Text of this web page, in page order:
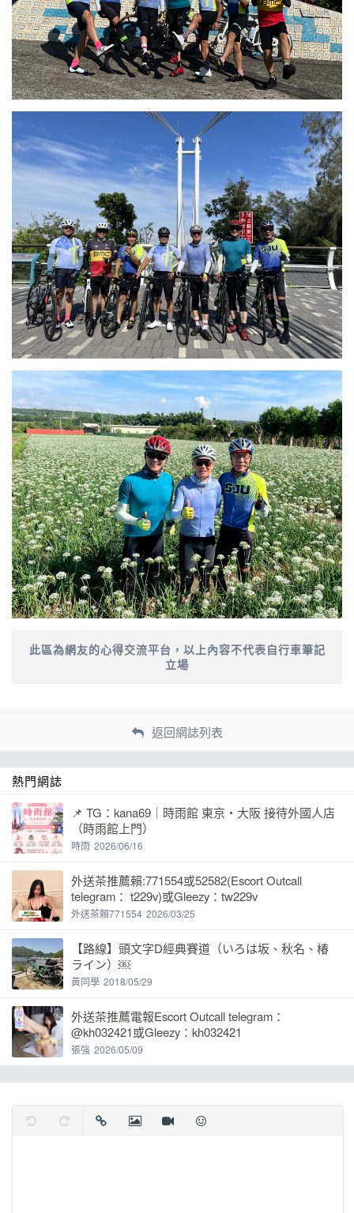
此區為網友的心得交流平台，以上內容不代表自行車筆記
立場
返回網誌列表
熱門網誌
📌 TG：kana69｜時雨館 東京・大阪 接待外國人店
（時雨館上門）
時雨 2026/06/16
外送茶推薦賴:771554或52582(Escort Outcall
telegram： t229v)或Gleezy：tw229v
外送茶賴771554 2026/03/25
【路線】頭文字D經典賽道（いろは坂、秋名、椿
ライン）￼
黃同學 2018/05/29
外送茶推薦電報Escort Outcall telegram：
@kh032421或Gleezy：kh032421
張強 2026/05/09